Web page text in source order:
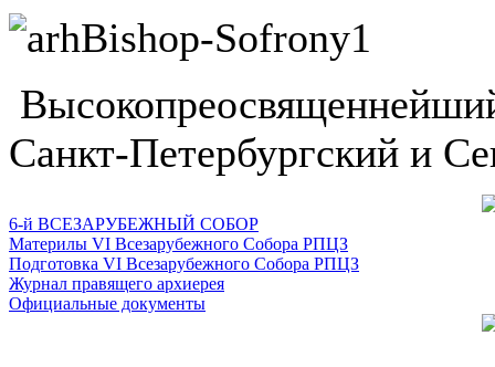
Санкт-Петербургский и
6-й ВСЕЗАРУБЕЖНЫЙ СОБОР
Материлы VI Всезарубежного Собора РПЦЗ
Подготовка VI Всезарубежного Собора РПЦЗ
Журнал правящего архиерея
Официальные документы